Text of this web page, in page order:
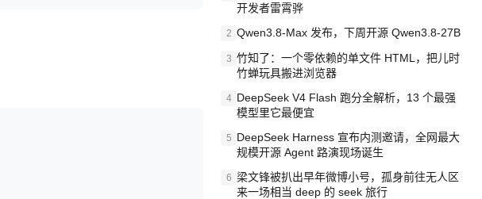
开发者雷霄骅
2 Qwen3.8-Max 发布，下周开源 Qwen3.8-27B
3 竹知了：一个零依赖的单文件 HTML，把儿时
竹蝉玩具搬进浏览器
4 DeepSeek V4 Flash 跑分全解析，13 个最强
模型里它最便宜
5 DeepSeek Harness 宣布内测邀请，全网最大
规模开源 Agent 路演现场诞生
6 梁文锋被扒出早年微博小号，孤身前往无人区
来一场相当 deep 的 seek 旅行